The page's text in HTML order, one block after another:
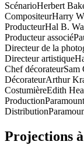
ScénarioHerbert
CompositeurHarry
ProducteurHal B.
Producteur associé
Directeur de la
Directeur artistique
Chef décorateurSam
DécorateurArthur
CostumièreEdith
Production
Distribution
Projections